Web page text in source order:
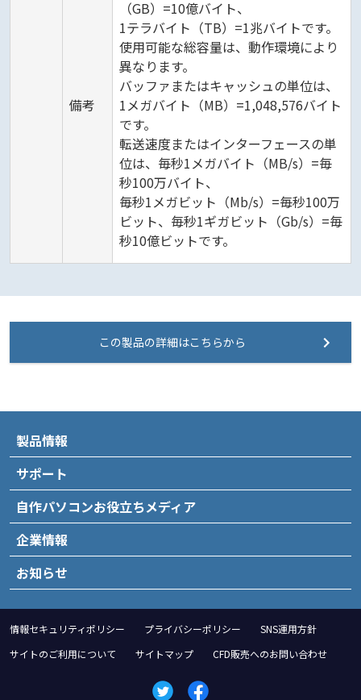
備考
（GB）=10億バイト、
1テラバイト（TB）=1兆バイトです。
使用可能な総容量は、動作環境により
異なります。
バッファまたはキャッシュの単位は、
1メガバイト（MB）=1,048,576バイト
です。
転送速度またはインターフェースの単
位は、毎秒1メガバイト（MB/s）=毎
秒100万バイト、
毎秒1メガビット（Mb/s）=毎秒100万
ビット、毎秒1ギガビット（Gb/s）=毎
秒10億ビットです。
この製品の詳細はこちらから
製品情報
サポート
自作パソコンお役立ちメディア
企業情報
お知らせ
情報セキュリティポリシー プライバシーポリシー
SNS運用方針
サイトのご利用について
サイトマップ CFD販売へのお問い合わせ